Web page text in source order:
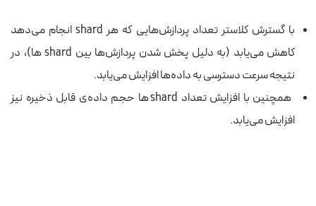
با گسترش کلاستر تعداد پردازش‌هایی که هر shard انجام می‌دهد
کاهش می‌یابد (به دلیل پخش شدن پردازش‌ها بین shard ها)، در
نتیجه سرعت دسترسی به داده‌ها افزایش می‌یابد.
همچنین با افزایش تعداد shard ها حجم داده‌ی قابل ذخیره نیز
افزایش می‌یابد.